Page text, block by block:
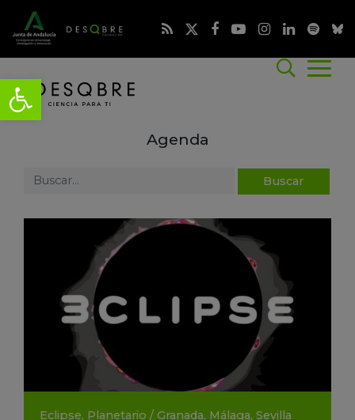
Agenda
Eclipse, Planetario / Granada, Málaga, Sevilla